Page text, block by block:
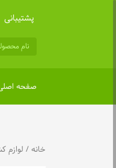
پشتیبانی
صفحه
خانه / لوازم